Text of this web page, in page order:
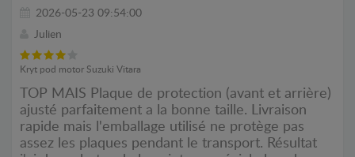
2026-05-23 09:54:00
Julien
Kryt pod motor Suzuki Vitara
TOP MAIS Plaque de protection (avant et arrière)
ajusté parfaitement a la bonne taille. Livraison
rapide mais l'emballage utilisé ne protège pas
assez les plaques pendant le transport. Résultat